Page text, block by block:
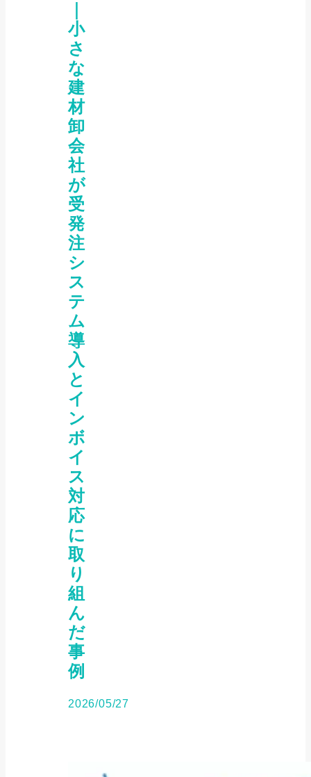
小
さ
な
建
材
卸
会
社
が
受
発
注
シ
ス
テ
ム
導
入
と
イ
ン
ボ
イ
ス
対
応
に
取
り
組
ん
だ
事
例
2026/05/27